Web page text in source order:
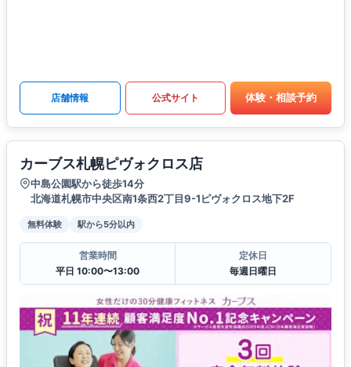
店舗情報 公式サイト 体験・相談予約
カーブス札幌ピヴォクロス店
中島公園駅から徒歩14分
北海道札幌市中央区南1条西2丁目9-1ピヴォクロス地下2F
無料体験 駅から5分以内
営業時間
平日 10:00〜13:00
定休日
毎週日曜日